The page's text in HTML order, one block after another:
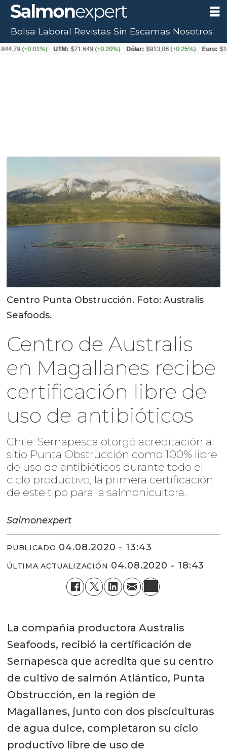
Centro Punta Obstrucción. Foto: Australis
Seafoods.
Centro de Australis
en Magallanes recibe
certificación libre de
uso de antibióticos
Chile: Sernapesca otorgó acreditación al
sitio Punta Obstrucción como 100% libre
de uso de antibióticos durante todo el
ciclo productivo, la primera certificación
de este tipo para la salmonicultora.
Salmonexpert
PUBLICADO 04.08.2020 - 13:43
ÚLTIMA ACTUALIZACIÓN 04.08.2020 - 18:43
La compañía productora Australis
Seafoods, recibió la certificación de
Sernapesca que acredita que su centro
de cultivo de salmón Atlántico, Punta
Obstrucción, en la región de
Magallanes, junto con dos pisciculturas
de agua dulce, completaron su ciclo
productivo libre de uso de
Bolsa Laboral Revistas Sin Escamas Nosotros
(+0.01%) UTM: $71.649(+0.20%) Dólar: $913,86(+0.25%) Euro: